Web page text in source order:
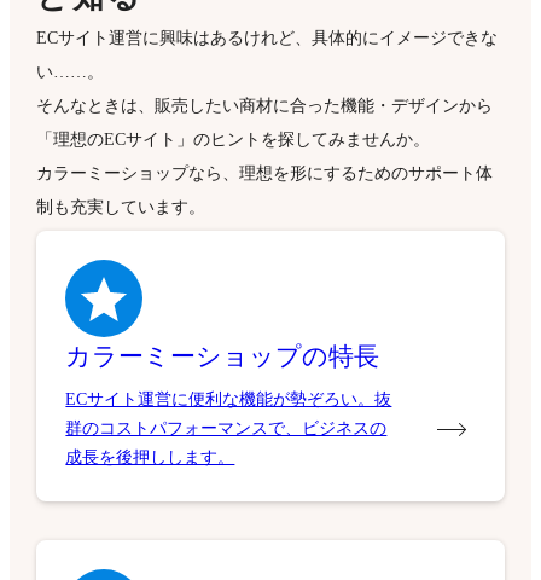
ECサイト運営に興味はあるけれど、具体的にイメージできな
い……。
そんなときは、販売したい商材に合った機能・デザインから
「理想のECサイト」のヒントを探してみませんか。
カラーミーショップなら、理想を形にするためのサポート体
制も充実しています。
カラーミーショップの特長
ECサイト運営に便利な機能が勢ぞろい。抜
群のコストパフォーマンスで、ビジネスの
成長を後押しします。